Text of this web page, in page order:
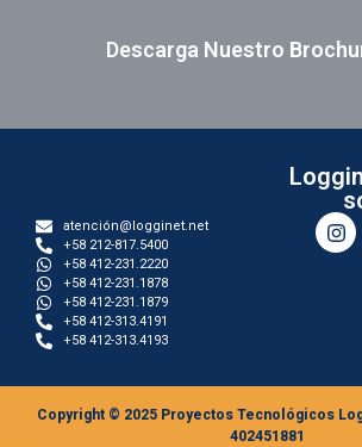
Descarga Nuestro
atención@logginet.net
+58 212-817.5400
+58 412-231.2220
+58 412-231.1878
+58 412-231.1879
+58 412-313.4191
+58 412-313.4193
Copyright © 2025 Proyectos Tecnológicos
402451881